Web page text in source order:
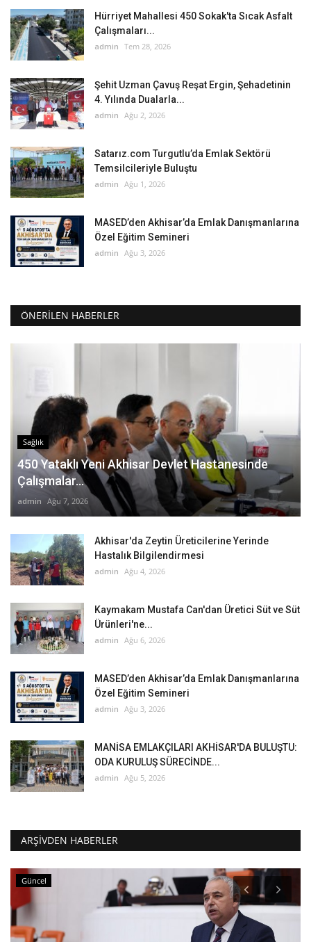
Hürriyet Mahallesi 450 Sokak'ta Sıcak Asfalt
Çalışmaları...
admin Tem 28, 2026
Şehit Uzman Çavuş Reşat Ergin, Şehadetinin
4. Yılında Dualarla...
admin Ağu 2, 2026
Satarız.com Turgutlu’da Emlak Sektörü
Temsilcileriyle Buluştu
admin Ağu 1, 2026
MASED’den Akhisar’da Emlak Danışmanlarına
Özel Eğitim Semineri
admin Ağu 3, 2026
ÖNERILEN HABERLER
Sağlık
450 Yataklı Yeni Akhisar Devlet Hastanesinde
Çalışmalar...
admin Ağu 7, 2026
Akhisar'da Zeytin Üreticilerine Yerinde
Hastalık Bilgilendirmesi
admin Ağu 4, 2026
Kaymakam Mustafa Can'dan Üretici Süt ve Süt
Ürünleri'ne...
admin Ağu 6, 2026
MASED’den Akhisar’da Emlak Danışmanlarına
Özel Eğitim Semineri
admin Ağu 3, 2026
MANİSA EMLAKÇILARI AKHİSAR'DA BULUŞTU:
ODA KURULUŞ SÜRECİNDE...
admin Ağu 5, 2026
ARŞIVDEN HABERLER
Güncel